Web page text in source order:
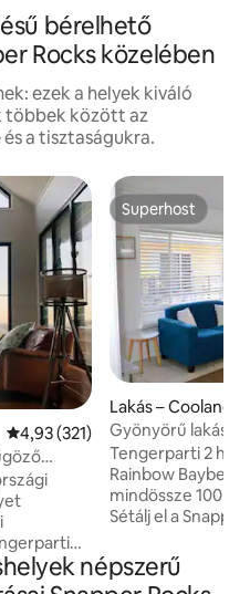
bérelhető
Rocks közelében
ezek a helyek kiváló
többek között az
a tisztaságukra.
Átlagos értékelés: 5/4,93, 321
4,93 (321)
a
a
Superhost
Superhost
Lakás –
Gyönyörű lakás
Tengerparti 2
Rainbow Bayben,
mindössze 100
Sétálj el a
éttermeihez és
óceánra nyíló
népszerű